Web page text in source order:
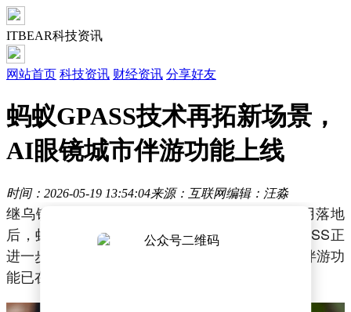
ITBEAR科技资讯
网站首页 科技资讯 财经资讯 分享好友
蚂蚁GPASS技术再拓新场景，
AI眼镜城市伴游功能上线
时间：2026-05-19 13:54:04来源：互联网编辑：汪淼
继乌镇峰会期间“桐小乌”在乐奇AI眼镜上的应用落地
后，蚂蚁自研的智能终端可信连接技术框架GPASS正
进一步拓展应用边界。近期，基于该技术的城市伴游功
能已在乐奇AI眼镜新版本中正式上线。